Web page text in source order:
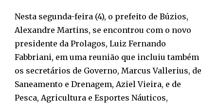
Nesta segunda-feira (4), o prefeito de Búzios,
Alexandre Martins, se encontrou com o novo
presidente da Prolagos, Luiz Fernando
Fabbriani, em uma reunião que incluiu também
os secretários de Governo, Marcus Vallerius, de
Saneamento e Drenagem, Aziel Vieira, e de
Pesca, Agricultura e Esportes Náuticos,